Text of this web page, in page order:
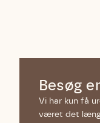
Besøg
Vi har kun få
været det